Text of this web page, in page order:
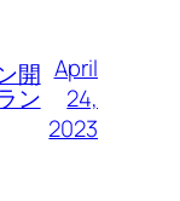
開
ン
April
24,
2023